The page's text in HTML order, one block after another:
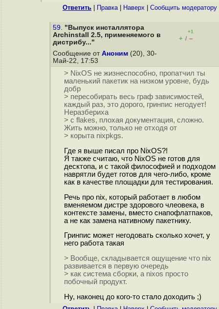
Ответить Правка| Наверх Cообщить модератору
59. "Выпуск инсталлятора
Archinstall 2.5, применяемого в
дистрибу..."
+1
+ / –
Сообщение от Аноним (20), 30-
Май-22, 17:53
> NixOS не жизнеспособно, пропатчил ты
маленький пакетик на низком уровне, будь
добр
> пересобирать весь граф зависимостей,
каждый раз, это дорого, гринпис негодует!
Неразбериха
> с flakes, плохая документация, сложно.
Жить можно, только не отходя от
> корыта nixpkgs.
Где я выше писал про NixOS?!
Я также считаю, что NixOS не готов для
десктопа, и с такой философией и подходом
наврятли будет готов для чего-либо, кроме
как в качестве площадки для тестирования.
Речь про nix, который работает в любом
вменяемом дистре здорового члеовека, в
контексте замены, вместо снапофлатпаков,
а не как замена нативному пакетнику.
Гринпис может негодовать сколько хочет, у
него работа такая
> Вообще, складывается ощущение что nix
развивается в первую очередь
> как система сборки, а nixos просто
побочный продукт.
Ну, наконец до кого-то стало доходить ;)